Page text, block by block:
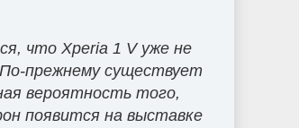
что Xperia 1 V уже не
прежнему существует
вероятность того,
появится на выставке